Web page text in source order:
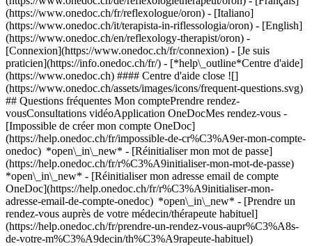
(https://www.onedoc.ch/fr/reflexologue/oron) - [Italiano]
(https://www.onedoc.ch/it/terapista-in-riflessologia/oron) - [English]
(https://www.onedoc.ch/en/reflexology-therapist/oron) -
[Connexion](https://www.onedoc.ch/fr/connexion) - [Je suis
praticien](https://info.onedoc.ch/fr/) - [*help\_outline*Centre d'aide]
(https://www.onedoc.ch) #### Centre d'aide close ![]
(https://www.onedoc.ch/assets/images/icons/frequent-questions.svg)
## Questions fréquentes Mon comptePrendre rendez-
vousConsultations vidéoApplication OneDocMes rendez-vous -
[Impossible de créer mon compte OneDoc]
(https://help.onedoc.ch/fr/impossible-de-cr%C3%A9er-mon-compte-
onedoc) *open\_in\_new* - [Réinitialiser mon mot de passe]
(https://help.onedoc.ch/fr/r%C3%A9initialiser-mon-mot-de-passe)
*open\_in\_new* - [Réinitialiser mon adresse email de compte
OneDoc](https://help.onedoc.ch/fr/r%C3%A9initialiser-mon-
adresse-email-de-compte-onedoc) *open\_in\_new* - [Prendre un
rendez-vous auprès de votre médecin/thérapeute habituel]
(https://help.onedoc.ch/fr/prendre-un-rendez-vous-aupr%C3%A8s-
de-votre-m%C3%A9decin/th%C3%A9rapeute-habituel)